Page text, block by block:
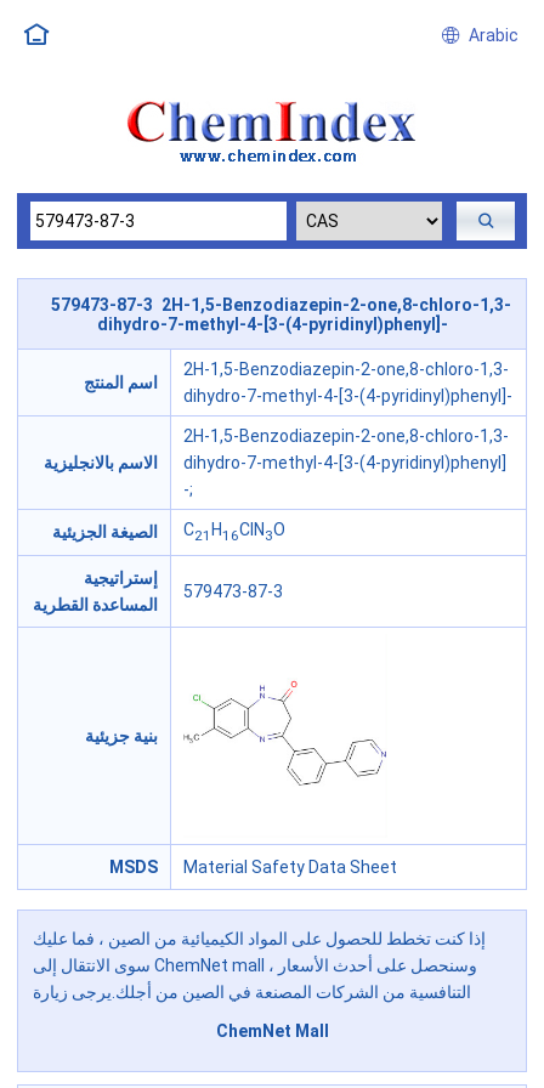
Arabic
579473-87-3 2H-1,5-Benzodiazepin-2-one,8-chloro-1,3-
dihydro-7-methyl-4-[3-(4-pyridinyl)phenyl]-
اسم المنتج
2H-1,5-Benzodiazepin-2-one,8-chloro-1,3-
dihydro-7-methyl-4-[3-(4-pyridinyl)phenyl]-
الاسم بالانجليزية
2H-1,5-Benzodiazepin-2-one,8-chloro-1,3-
dihydro-7-methyl-4-[3-(4-pyridinyl)phenyl]
-;
الصيغة الجزيئية C21 H16ClN 3O
إستراتيجية
المساعدة القطرية
579473-87-3
بنية جزيئية
MSDS Material Safety Data Sheet
إذا كنت تخطط للحصول على المواد الكيميائية من الصين ، فما عليك
سوى الانتقال إلى ChemNet mall ، وسنحصل على أحدث الأسعار
التنافسية من الشركات المصنعة في الصين من أجلك.يرجى زيارة
ChemNet Mall